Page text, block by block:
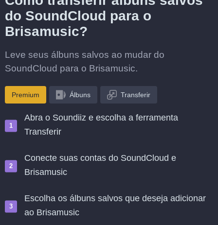
do SoundCloud para o
Brisamusic?
Leve seus álbuns salvos ao mudar do
SoundCloud para o Brisamusic.
Premium Álbuns Transferir
Abra o Soundiiz e escolha a ferramenta
Transferir
Conecte suas contas do SoundCloud e
Brisamusic
Escolha os álbuns salvos que deseja adicionar
ao Brisamusic